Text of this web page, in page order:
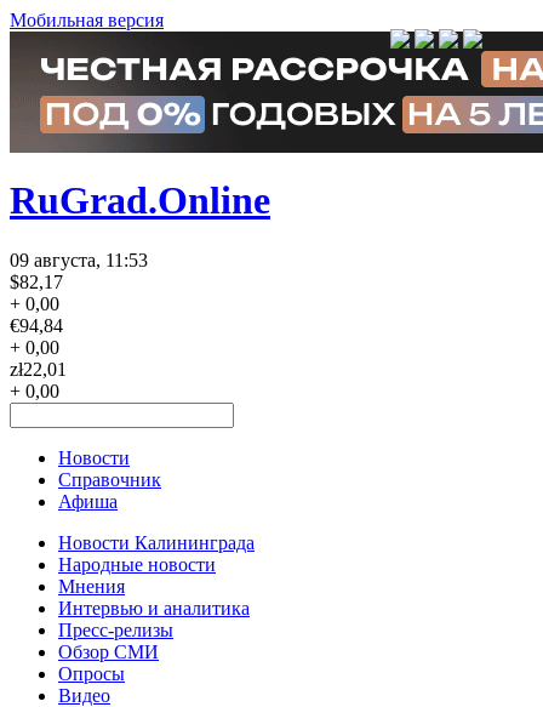
Мобильная версия
RuGrad.Online
09 августа, 11:53
$82,17
+ 0,00
€94,84
+ 0,00
zł22,01
+ 0,00
Новости
Справочник
Афиша
Новости Калининграда
Народные новости
Мнения
Интервью и аналитика
Пресс-релизы
Обзор СМИ
Опросы
Видео